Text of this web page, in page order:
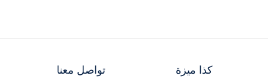
كذا ميزة تواصل معنا